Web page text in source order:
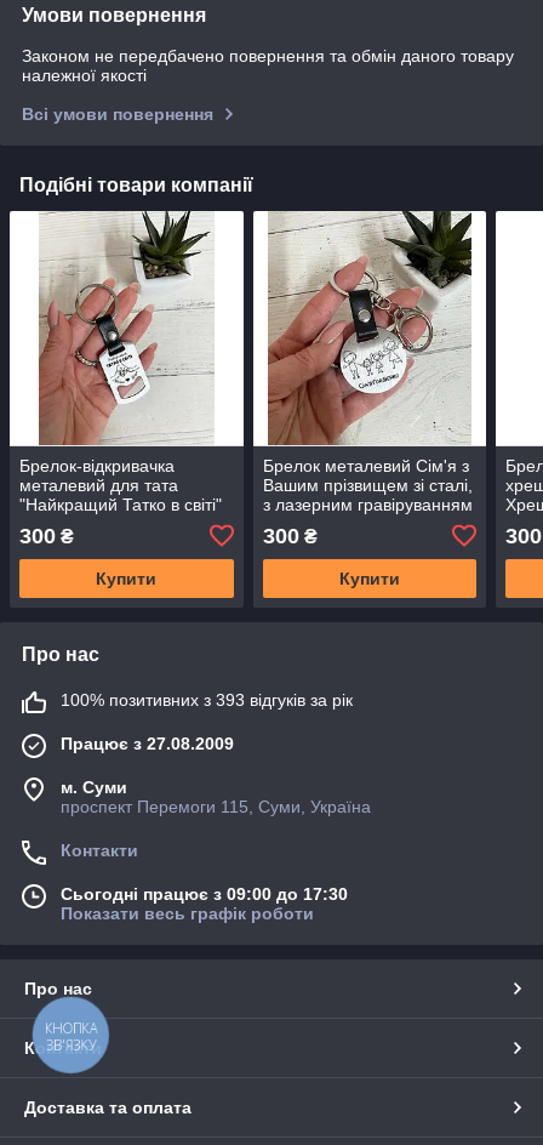
Умови повернення
Законом не передбачено повернення та обмін даного товару
належної якості
Всі умови повернення
Подібні товари компанії
Брелок-відкривачка
металевий для тата
"Найкращий Татко в світі"
гравіруванням ВАШ текст
300 ₴
Купити
Брелок металевий Сім'я з
Вашим прізвищем зі сталі,
з лазерним гравіруванням
300₴
Купити
ВАШ
300
Про нас
100% позитивних з 393 відгуків за рік
Працює з 27.08.2009
м. Суми
проспект Перемоги 115, Суми, Україна
Контакти
Сьогодні працює з 09:00 до 17:30
Показати весь графік роботи
Про нас
Контакти
Доставка та оплата
КНОПКА
ЗВ'ЯЗКУ